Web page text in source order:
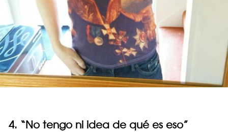
4. “No tengo ni idea de qué es eso”